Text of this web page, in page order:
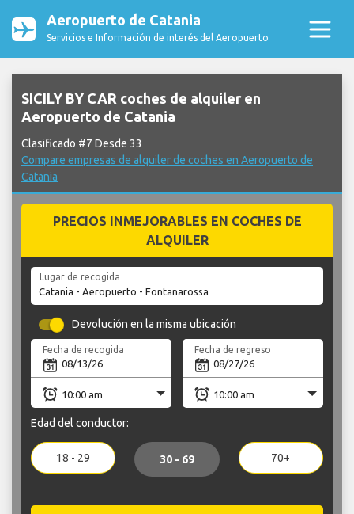
Aeropuerto de Catania
Servicios e Información de interés del Aeropuerto
SICILY BY CAR coches de alquiler en
Aeropuerto de Catania
Clasificado #7 Desde 33
Compare empresas de alquiler de coches en Aeropuerto de
Catania
PRECIOS INMEJORABLES EN COCHES DE
ALQUILER
Lugar de recogida
Devolución en la misma ubicación
Fecha de recogida Fecha de regreso
Edad del conductor:
18 - 29 30 - 69 70+